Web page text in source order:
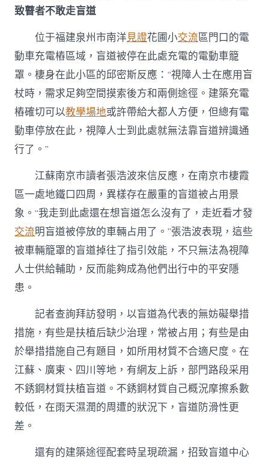
致瞽者不敢走盲道
位于福建泉州市南洋見證花圃小交流區門口的電
動車充電樁區域，盲道被停在此處充電的電動車籠
罩。棲身在此小區的邱密斯反應：“視障人士在應用盲
杖時，需求足夠空間摸索後方和兩側途徑。建築充電
樁確切可以教學場地或許帶給大都人方便，但總有電
動車停放在此，視障人士到此處就無法靠盲道辨識通
行了。”
江蘇南京市讀者張浩波來信反應，在南京市棲霞
區一處地鐵口四周，異樣存在嚴重的盲道被占用景
象。“我走到此處還在想盲道怎么沒有了，走近看才發
交流明盲道被停放的車輛占用了。”張浩波表現，這些
被車輛籠罩的盲道掉往了指引效能，不只無法為視障
人士供給輔助，反而能夠成為他們出行中的平安隱
患。
記者查詢拜訪發明，以盲道為代表的無妨礙舉措
措施，有些是扶植后缺少治理，常被占用；有些是由
於舉措措施自己有題目，如所用材質不合適尺度。在
江蘇、廣東、四川等地，有網友上訴，部門路段采用
不銹鋼材質扶植盲道。不銹鋼材質自己概況摩擦系數
較低，在雨天濕潤的周遭的狀況下，盲道防滑性更
差。
還有的建築途徑配套時呈現疏漏，招致盲道中心